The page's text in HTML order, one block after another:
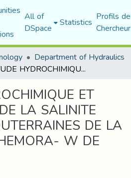
All of
DSpace Statistics Profils
Department of Hydraulics
"ETUDE HYDROCHIMIQUE ET EVALUATION DE LA SALINITE DES EAUX SOUTERRAINES DE LA REGION DE CHEMORA- W DE BATNA"
ET
LA SALINITE
DE LA
W DE